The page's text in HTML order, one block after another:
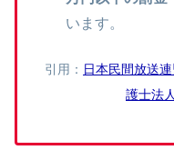
います。
引用： 日本民間放送連
護士法